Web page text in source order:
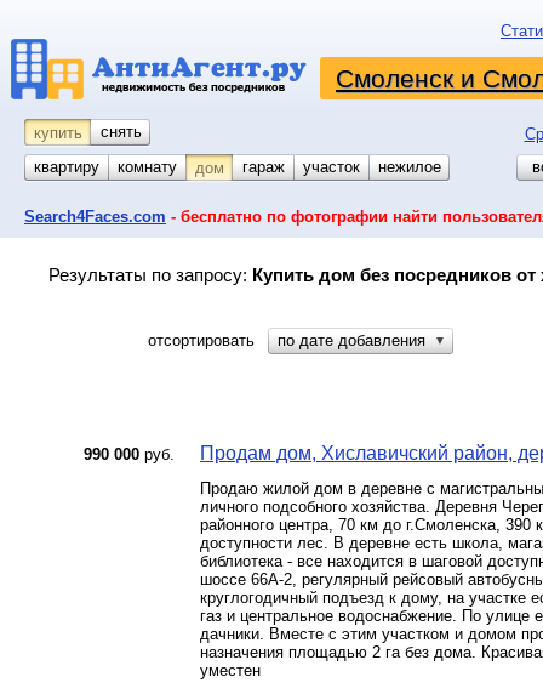
Смоленск и
купить снять
квартиру
комнату койко-место
дом гараж участок нежилое
Search4Faces.com - бесплатно по фотографии найти
Результаты по запросу: Купить дом без посредников
отсортировать по дате добавления ▼
990 000 руб. Продам дом, Хиславичский район,
Продаю жилой дом в деревне с
личного подсобного хозяйства. Деревня
районного центра, 70 км до г.Смоленска,
доступности лес. В деревне есть школа,
библиотека - все находится в шаговой
шоссе 66А-2, регулярный рейсовый
круглогодичный подъезд к дому, на участке
газ и центральное водоснабжение. По улице
дачники. Вместе с этим участком и домом
назначения площадью 2 га без дома.
уместен